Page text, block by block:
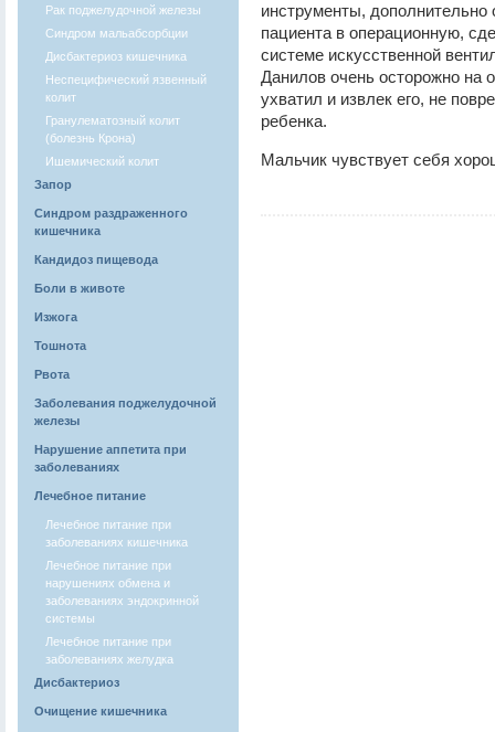
Рак поджелудочной железы
Синдром мальабсорбции
Дисбактериоз кишечника
Неспецифический язвенный
колит
Гранулематозный колит
(болезнь Крона)
Ишемический колит
Запор
Синдром раздраженного
кишечника
Кандидоз пищевода
Боли в животе
Изжога
Тошнота
Рвота
Заболевания поджелудочной
железы
Нарушение аппетита при
заболеваниях
Лечебное питание
Лечебное питание при
заболеваниях кишечника
Лечебное питание при
нарушениях обмена и
заболеваниях эндокринной
системы
Лечебное питание при
заболеваниях желудка
Дисбактериоз
Очищение кишечника
инструменты,
пациента в операционную,
системе искусственной
Данилов очень осторожно на
ухватил и извлек его, не
ребенка.
Мальчик чувствует себя